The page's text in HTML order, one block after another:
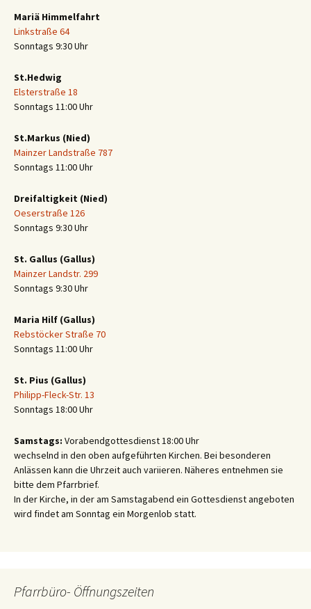
Mariä Himmelfahrt
Linkstraße 64
Sonntags 9:30 Uhr
St.Hedwig
Elsterstraße 18
Sonntags 11:00 Uhr
St.Markus (Nied)
Mainzer Landstraße 787
Sonntags 11:00 Uhr
Dreifaltigkeit (Nied)
Oeserstraße 126
Sonntags 9:30 Uhr
St. Gallus (Gallus)
Mainzer Landstr. 299
Sonntags 9:30 Uhr
Maria Hilf (Gallus)
Rebstöcker Straße 70
Sonntags 11:00 Uhr
St. Pius (Gallus)
Philipp-Fleck-Str. 13
Sonntags 18:00 Uhr
Samstags: Vorabendgottesdienst 18:00 Uhr
wechselnd in den oben aufgeführten Kirchen. Bei besonderen
Anlässen kann die Uhrzeit auch variieren. Näheres entnehmen sie
bitte dem Pfarrbrief.
In der Kirche, in der am Samstagabend ein Gottesdienst angeboten
wird findet am Sonntag ein Morgenlob statt.
Pfarrbüro- Öffnungszeiten